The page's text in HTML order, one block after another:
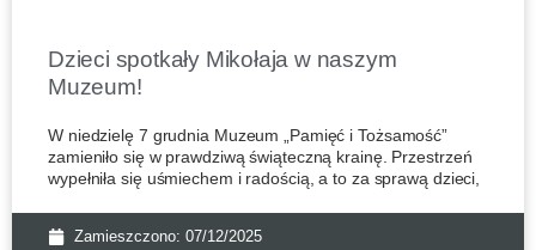
Dzieci spotkały Mikołaja w naszym
Muzeum!
W niedzielę 7 grudnia Muzeum „Pamięć i Tożsamość”
zamieniło się w prawdziwą świąteczną krainę. Przestrzeń
wypełniła się uśmiechem i radością, a to za sprawą dzieci,
Zamieszczono: 07/12/2025